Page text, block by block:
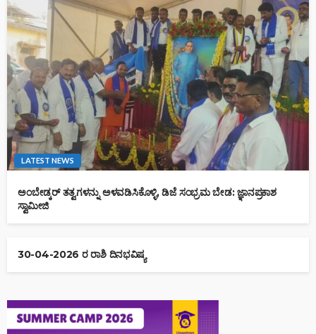
LATEST NEWS
ಅಂಬೇಡ್ಕರ್ ತತ್ವಗಳನ್ನು ಅಳವಡಿಸಿಕೊಳ್ಳಿ, ಡಿಜೆ ಸಂಭ್ರಮ ಬೇಡ: ಜ್ಞಾನಪ್ರಕಾಶ
ಸ್ವಾಮೀಜಿ
30-04-2026 ರ ರಾಶಿ ದಿನಭವಿಷ್ಯ